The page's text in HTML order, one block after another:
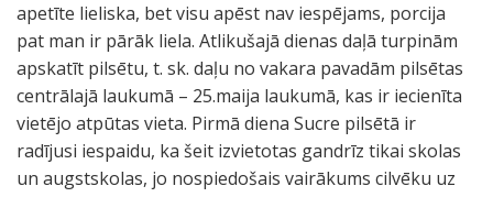
apetīte lieliska, bet visu apēst nav iespējams, porcija
pat man ir pārāk liela. Atlikušajā dienas daļā turpinām
apskatīt pilsētu, t. sk. daļu no vakara pavadām pilsētas
centrālajā laukumā – 25.maija laukumā, kas ir iecienīta
vietējo atpūtas vieta. Pirmā diena Sucre pilsētā ir
radījusi iespaidu, ka šeit izvietotas gandrīz tikai skolas
un augstskolas, jo nospiedošais vairākums cilvēku uz